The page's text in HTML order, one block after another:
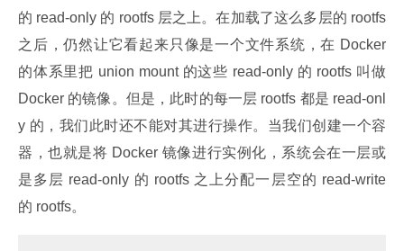
的 read-only 的 rootfs 层之上。在加载了这么多层的 rootfs
之后，仍然让它看起来只像是一个文件系统，在 Docker
的体系里把 union mount 的这些 read-only 的 rootfs 叫做
Docker 的镜像。但是，此时的每一层 rootfs 都是 read-onl
y 的，我们此时还不能对其进行操作。当我们创建一个容
器，也就是将 Docker 镜像进行实例化，系统会在一层或
是多层 read-only 的 rootfs 之上分配一层空的 read-write
的 rootfs。